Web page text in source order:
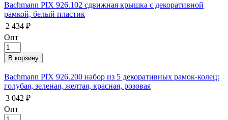
Bachmann PIX 926.102 сдвижная крышка с декоративной
рамкой, белый пластик
2 434 ₽
Опт
Bachmann PIX 926.200 набор из 5 декоративных рамок-колец:
голубая, зеленая, желтая, красная, розовая
3 042 ₽
Опт